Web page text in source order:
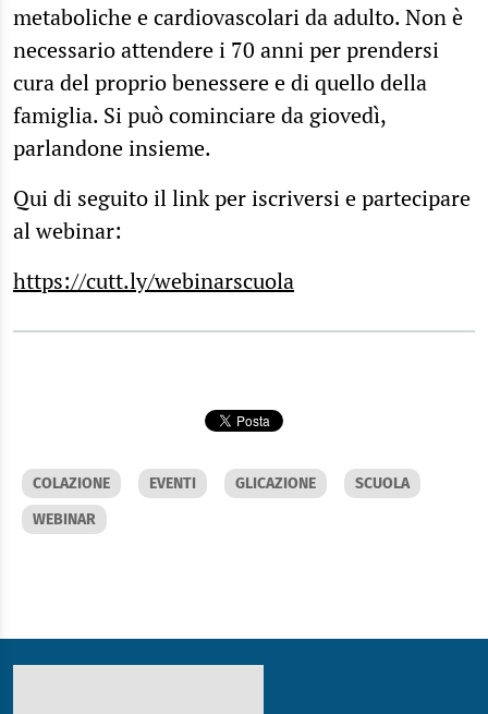
metaboliche e cardiovascolari da adulto. Non è
necessario attendere i 70 anni per prendersi
cura del proprio benessere e di quello della
famiglia. Si può cominciare da giovedì,
parlandone insieme.
Qui di seguito il link per iscriversi e partecipare
al webinar:
https://cutt.ly/webinarscuola
COLAZIONE EVENTI GLICAZIONE
SCUOLA
WEBINAR